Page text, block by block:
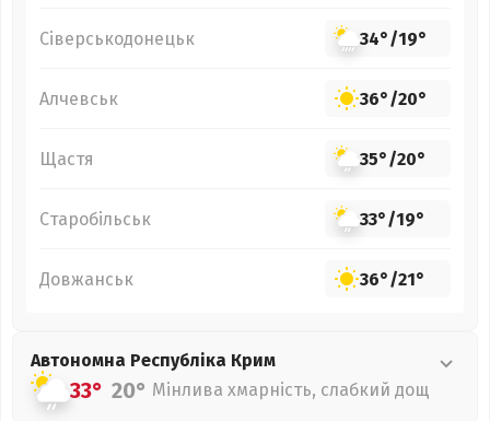
Сіверськодонецьк 34°/19°
Алчевськ 36°/20°
Щастя 35°/20°
Старобільськ 33°/19°
Довжанськ 36°/21°
Автономна Республіка Крим
33° 20° Мінлива хмарність, слабкий дощ